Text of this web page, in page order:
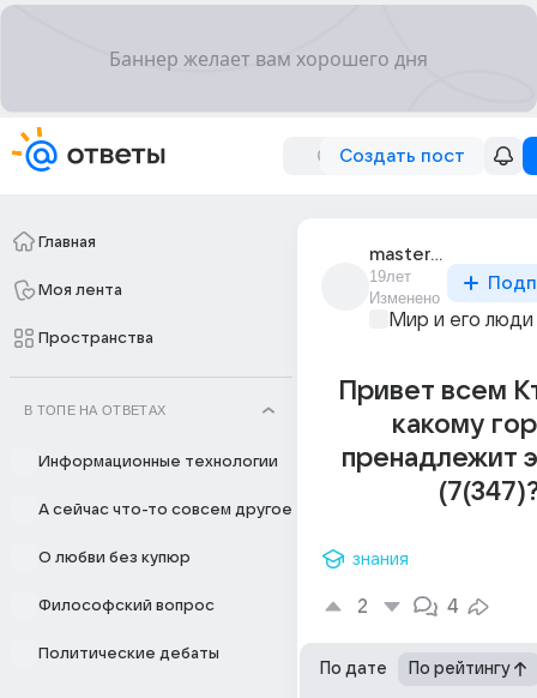
Создать пост
Главная
Моя лента
Пространства
В ТОПЕ НА ОТВЕТАХ
Информационные технологии
А сейчас что-то совсем другое
О любви без купюр
Философский вопрос
Политические дебаты
masterbmw
19лет
Изменено
Мир и его люди
Привет всем
какому
пренадлежит
знания
2 4
По дате По рейтингу